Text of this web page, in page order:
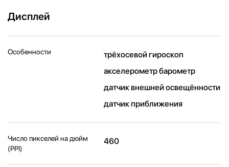
Дисплей
Особенности
трёхосевой гироскоп
акселерометр барометр
датчик внешней освещённости
датчик приближения
Число пикселей на дюйм
(PPI)
460